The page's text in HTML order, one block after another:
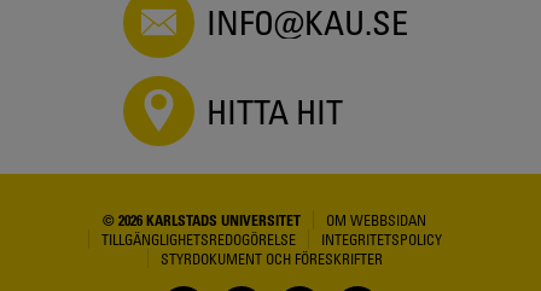
INFO@KAU.SE
HITTA HIT
© 2026 KARLSTADS UNIVERSITET
OM WEBBSIDAN
TILLGÄNGLIGHETSREDOGÖRELSE
INTEGRITETSPOLICY
STYRDOKUMENT OCH FÖRESKRIFTER